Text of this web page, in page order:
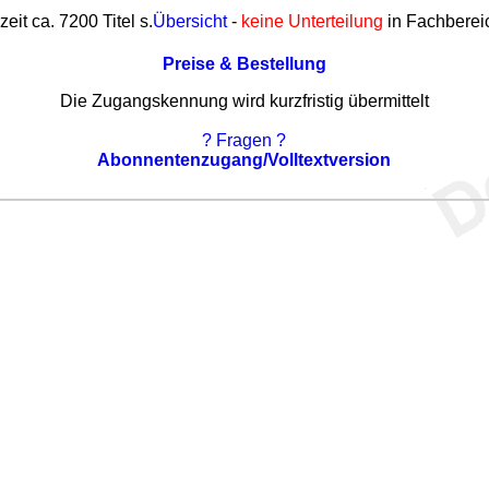
ca. 7200 Titel s.Übersicht- keine Unterteilung in
Preise & Bestellung
Die Zugangskennung wird kurzfristig übermittelt
? Fragen ?
Abonnentenzugang/Volltextversion